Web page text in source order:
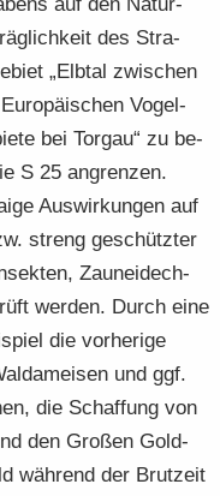
des Stra­
„Elb­tal zwi­schen
Vo­gel­
bei Tor­gau“ zu be­
S 25 an­gren­zen.
Aus­wir­kun­gen auf
streng ge­schütz­ter
Zaun­ei­dech­
wer­den. Durch eine
die vor­he­ri­ge
und ggf.
die Schaf­fung von
den Gro­ßen Gold­
wäh­rend der Brut­zeit